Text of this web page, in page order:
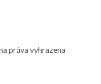
práva vyhrazena